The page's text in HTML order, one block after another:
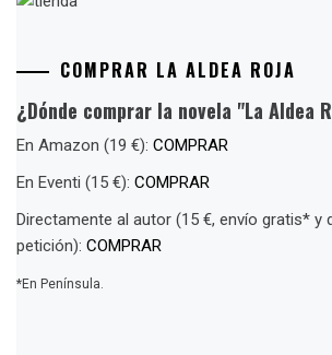
COMPRAR LA ALDEA ROJA
¿Dónde comprar la novela "La Aldea
En Amazon (19 €): COMPRAR
En Eventi (15 €): COMPRAR
Directamente al autor (15 €, envío gratis* y
petición): COMPRAR
*En Península.